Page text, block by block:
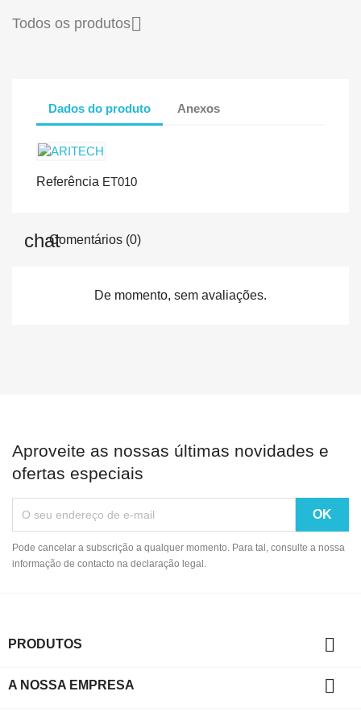
Todos os produtos
Dados do produto Anexos
Referência ET010
Comentários (0)
De momento, sem avaliações.
Aproveite as nossas últimas novidades e
ofertas especiais
Pode cancelar a subscrição a qualquer momento. Para tal, consulte a nossa
informação de contacto na declaração legal.
PRODUTOS 
A NOSSA EMPRESA 